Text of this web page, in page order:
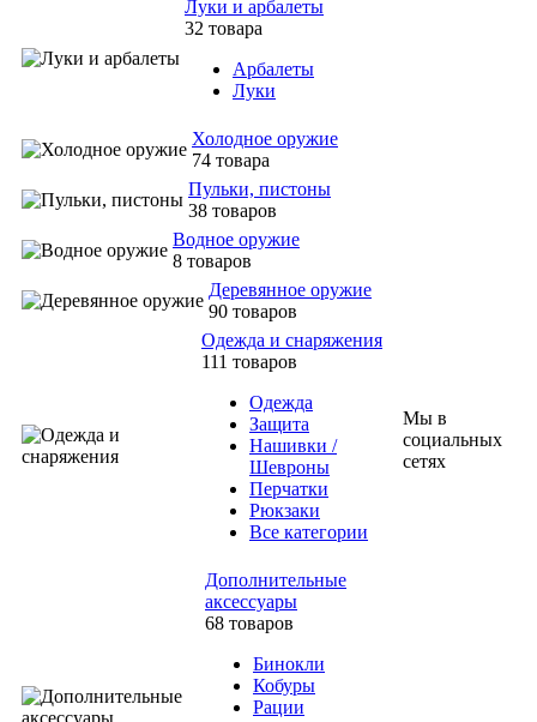
Луки и арбалеты
32 товара
Арбалеты
Луки
Холодное оружие
74 товара
Пульки, пистоны
38 товаров
Водное оружие
8 товаров
Деревянное оружие
90 товаров
Одежда и снаряжения
111 товаров
Одежда
Защита
Нашивки /
Шевроны
Перчатки
Рюкзаки
Все категории
Дополнительные
аксессуары
68 товаров
Бинокли
Кобуры
Рации
Мы в
социальных
сетях